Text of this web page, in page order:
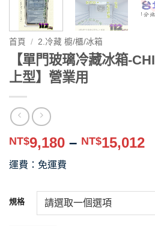
首頁 / 2.冷藏 櫥/櫃/冰箱
【單門玻璃冷藏冰箱-
上型】營業用
NT$9,180 – NT$15,012價
運費：免運費
規格